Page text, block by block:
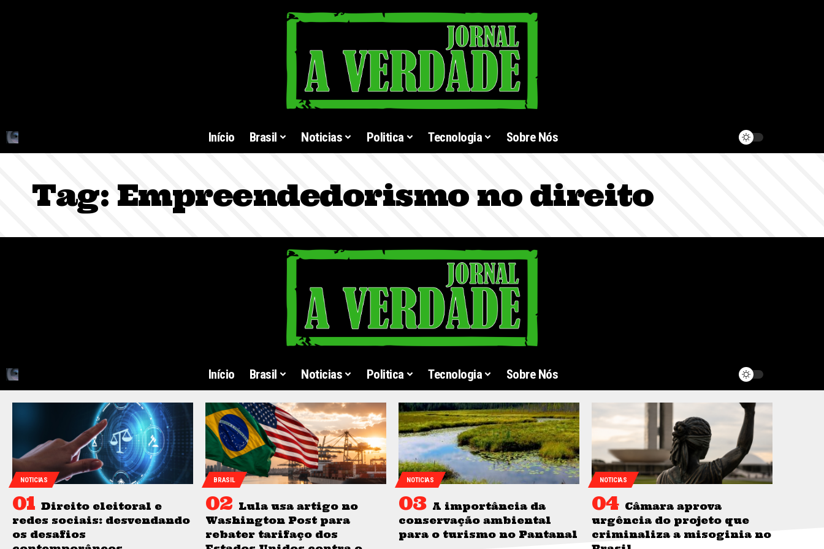
Início Brasil Noticias Politica Tecnologia Sobre Nós
Tag: Empreendedorismo no direito
Início Brasil Noticias Politica Tecnologia Sobre Nós
NOTICIAS
Direito eleitoral e
redes sociais: desvendando
os desafios
BRASIL
Lula usa artigo no
Washington Post para
rebater tarifaço dos
NOTICIAS
A importância da
conservação ambiental
para o turismo no Pantanal
NOTICIAS
Câmara aprova
urgência do projeto que
criminaliza a misoginia no